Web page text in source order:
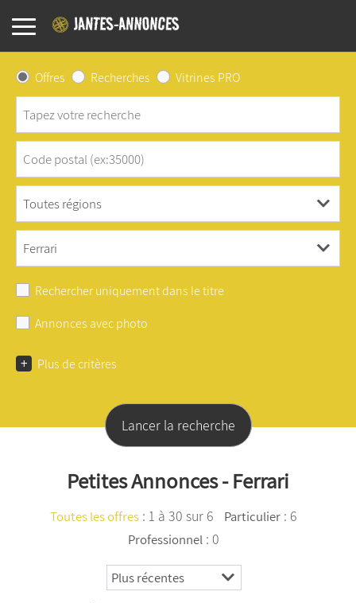
Offres Recherches Vitrines PRO
Rechercher uniquement dans le titre
Annonces avec photo
+ Plus de critères
Petites Annonces - Ferrari
Toutes les offres : 1 à 30 sur 6 Particulier : 6
Professionnel : 0